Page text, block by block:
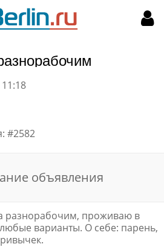
МОЙ АККАУНТ
Мои объявления
#2582
объявления
разнорабочим, проживаю в
варианты. О себе: парень,